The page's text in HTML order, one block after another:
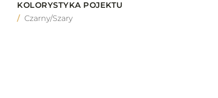
KOLORYSTYKA POJEKTU
Czarny/Szary